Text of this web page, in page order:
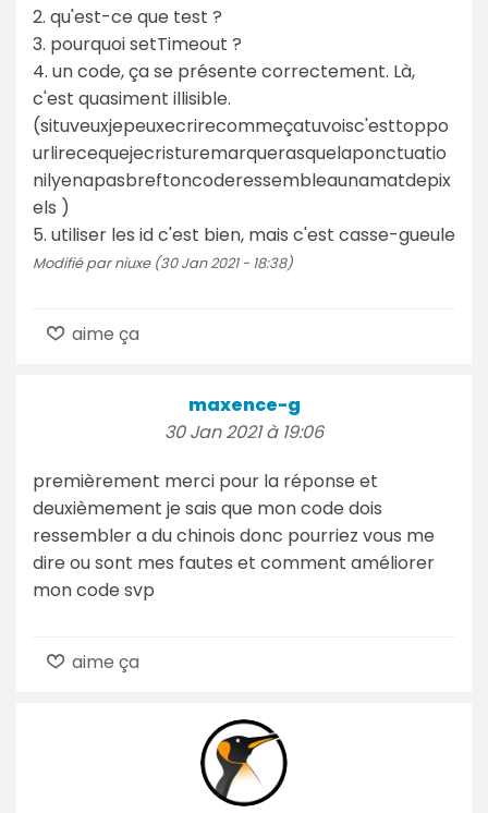
2. qu'est-ce que test ?
3. pourquoi setTimeout ?
4. un code, ça se présente correctement. Là,
c'est quasiment illisible.
(situveuxjepeuxecrirecommeçatuvoisc'esttoppo
urlirecequejecristuremarquerasquelaponctuatio
nilyenapasbreftoncoderessembleaunamatdepix
els )
5. utiliser les id c'est bien, mais c'est casse-gueule
Modifié par niuxe (30 Jan 2021 - 18:38)
aime ça
maxence-g
30 Jan 2021 à 19:06
premièrement merci pour la réponse et
deuxièmement je sais que mon code dois
ressembler a du chinois donc pourriez vous me
dire ou sont mes fautes et comment améliorer
mon code svp
aime ça